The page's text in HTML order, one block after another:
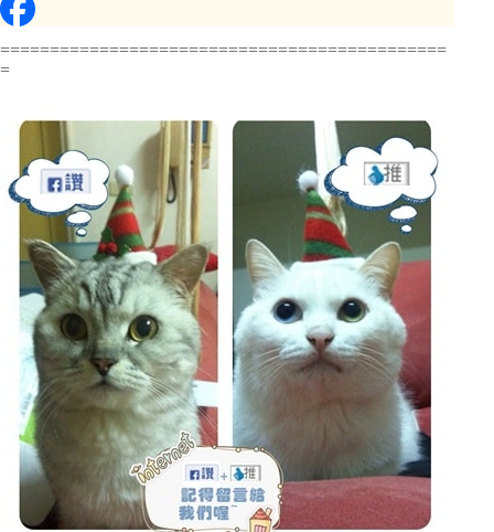
=============================================
=